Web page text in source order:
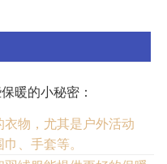
暖的小秘密：
物，尤其是户外活动
、手套等。